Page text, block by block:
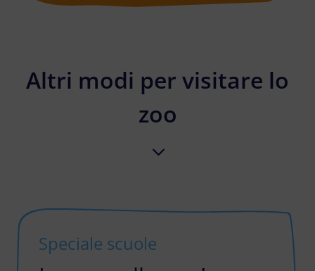
Altri modi per visitare lo
zoo
3
Speciale scuole